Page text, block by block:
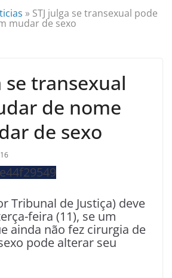
» STJ julga se transexual pode
mudar de sexo
se transexual
de nome
de sexo
Tribunal de Justiça) deve
feira (11), se um
ainda não fez cirurgia de
pode alterar seu